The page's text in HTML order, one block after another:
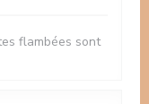
flambées sont